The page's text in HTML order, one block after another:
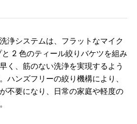
浄システムは、フラットなマイク
2 色のティール絞りバケツを組み
く、筋のない洗浄を実現するよう
ハンズフリーの絞り機構により、
不要になり、日常の家庭や軽度の